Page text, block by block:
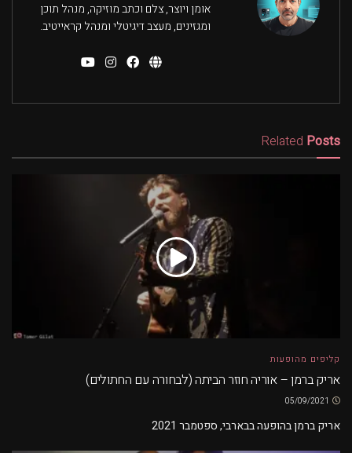
אומן ויוצר, צלם וכתב מוזיקה, מנהל תוכן
ומגזינים, מעצב דיגיטלי ומנהל קראייטיב.
Related Posts
קליפים מהופעות
אריק ברמן – אוריה חוזר הביתה (לבחורה עם החתולים)
אריק ברמן בהופעה בבארבי, ספטמבר 2021